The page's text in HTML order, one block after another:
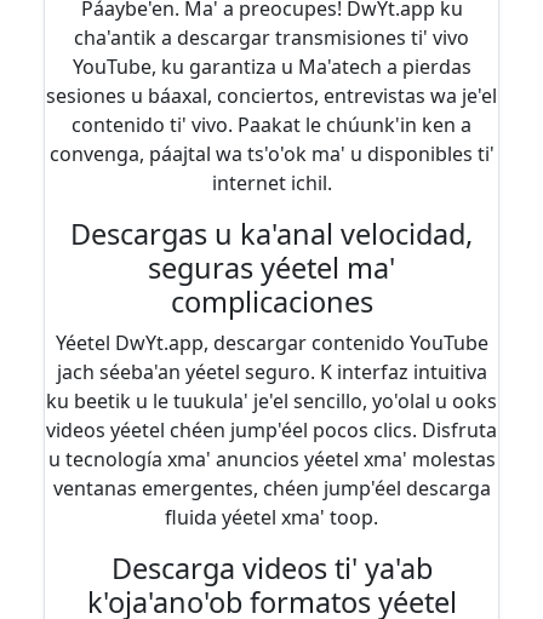
Páaybe'en. Ma' a preocupes! DwYt.app ku
cha'antik a descargar transmisiones ti' vivo
YouTube, ku garantiza u Ma'atech a pierdas
sesiones u báaxal, conciertos, entrevistas wa je'el
contenido ti' vivo. Paakat le chúunk'in ken a
convenga, páajtal wa ts'o'ok ma' u disponibles ti'
internet ichil.
Descargas u ka'anal velocidad,
seguras yéetel ma'
complicaciones
Yéetel DwYt.app, descargar contenido YouTube
jach séeba'an yéetel seguro. K interfaz intuitiva
ku beetik u le tuukula' je'el sencillo, yo'olal u ooks
videos yéetel chéen jump'éel pocos clics. Disfruta
u tecnología xma' anuncios yéetel xma' molestas
ventanas emergentes, chéen jump'éel descarga
fluida yéetel xma' toop.
Descarga videos ti' ya'ab
k'oja'ano'ob formatos yéetel